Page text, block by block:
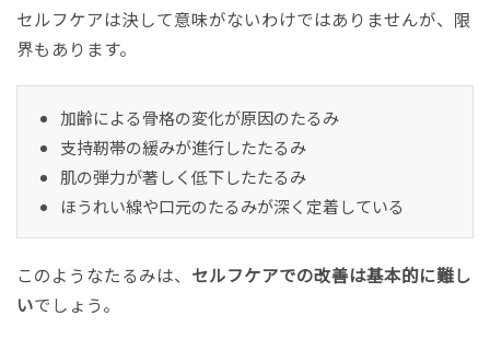
セルフケアは決して意味がないわけではありませんが、限
界もあります。
加齢による骨格の変化が原因のたるみ
支持靭帯の緩みが進行したたるみ
肌の弾力が著しく低下したたるみ
ほうれい線や口元のたるみが深く定着している
このようなたるみは、 セルフケアでの改善は基本的に難し
いでしょう。